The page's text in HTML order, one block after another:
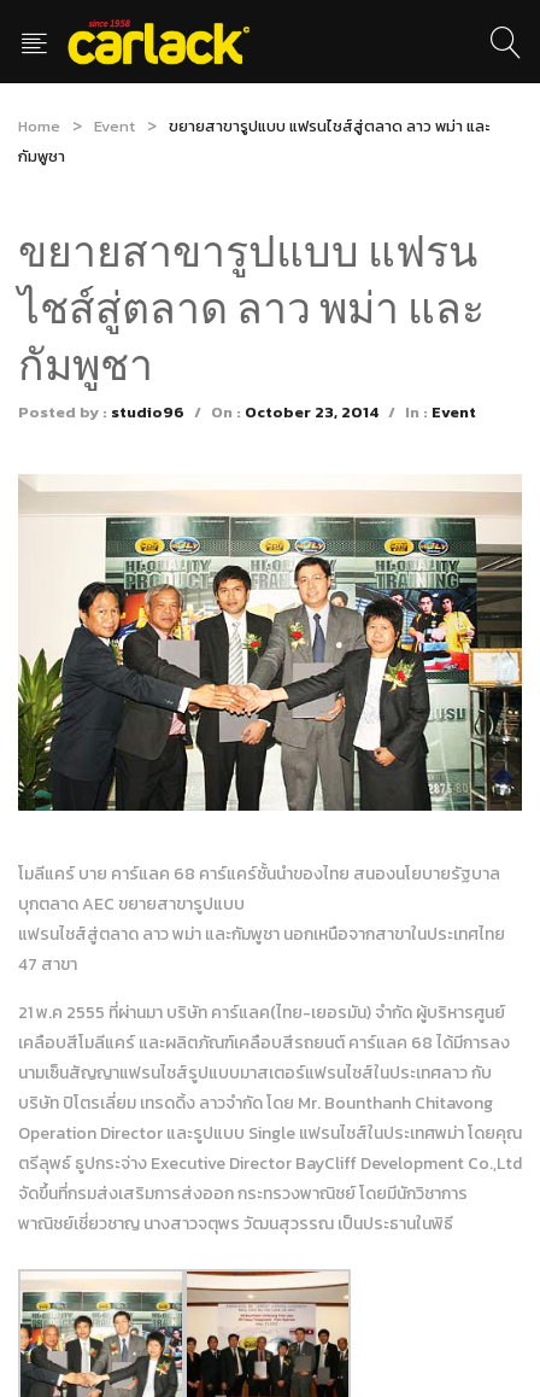
Home Event
ขยายสาขารูปแบบ แฟรนไชส์สู่ตลาด ลาว พม่า และ
กัมพูชา
ขยายสาขารูปแบบ แฟรน
ไชส์สู่ตลาด ลาว พม่า และ
กัมพูชา
Posted by : studio96 / On : October 23, 2014 / In : Event
โมลีแคร์ บาย คาร์แลค 68 คาร์แคร์ชั้นนำของไทย สนองนโยบายรัฐบาล
บุกตลาด AEC ขยายสาขารูปแบบ
แฟรนไชส์สู่ตลาด ลาว พม่า และกัมพูชา นอกเหนือจากสาขาในประเทศไทย
47 สาขา
21 พ.ค 2555 ที่ผ่านมา บริษัท คาร์แลค(ไทย-เยอรมัน) จำกัด ผู้บริหารศูนย์
เคลือบสีโมลีแคร์ และผลิตภัณฑ์เคลือบสีรถยนต์ คาร์แลค 68 ได้มีการลง
นามเซ็นสัญญาแฟรนไชส์รูปแบบมาสเตอร์แฟรนไชส์ในประเทศลาว กับ
บริษัท ปิโตรเลี่ยม เทรดดิ้ง ลาวจำกัด โดย Mr. Bounthanh Chitavong
Operation Director และรูปแบบ Single แฟรนไชส์ในประเทศพม่า โดยคุณ
ตรีลุพธ์ ธูปกระจ่าง Executive Director BayCliff Development Co.,Ltd
จัดขึ้นที่กรมส่งเสริมการส่งออก กระทรวงพาณิชย์ โดยมีนักวิชาการ
พาณิชย์เชี่ยวชาญ นางสาวจตุพร วัฒนสุวรรณ เป็นประธานในพิธี